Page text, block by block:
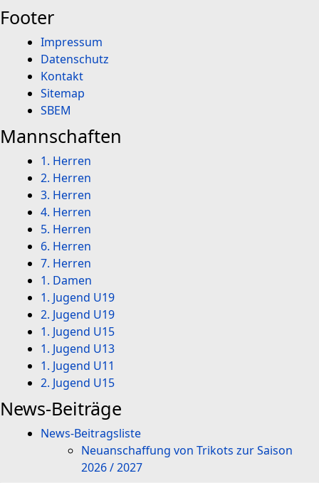
Footer
Impressum
Datenschutz
Kontakt
Sitemap
SBEM
Mannschaften
1. Herren
2. Herren
3. Herren
4. Herren
5. Herren
6. Herren
7. Herren
1. Damen
1. Jugend U19
2. Jugend U19
1. Jugend U15
1. Jugend U13
1. Jugend U11
2. Jugend U15
News-Beiträge
News-Beitragsliste
Neuanschaffung von Trikots zur Saison
2026 / 2027